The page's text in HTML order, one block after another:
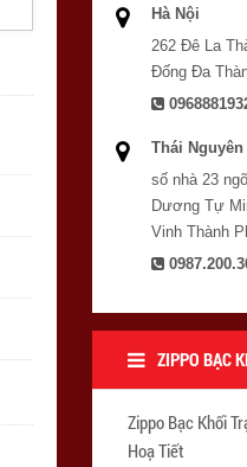
Hà Nội
262 Đê La
Đống Đa
Thái Nguyên
số nhà 23
Dương Tự
Vinh Thành
ZIPPO BẠC
Zippo Bạc Khối
Hoạ Tiết